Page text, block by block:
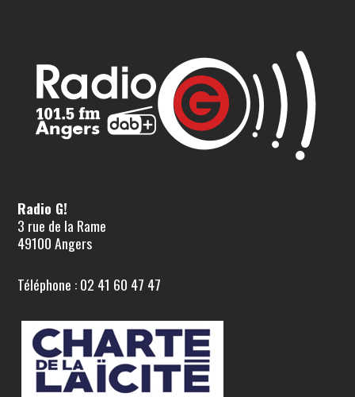
Radio G!
3 rue de la Rame
49100 Angers
Téléphone : 02 41 60 47 47